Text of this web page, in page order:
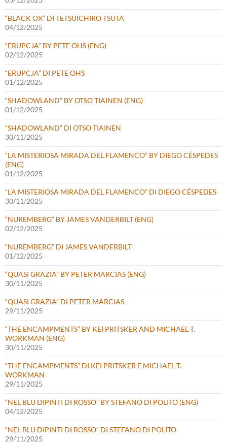
“BLACK OX” DI TETSUICHIRO TSUTA
04/12/2025
“ERUPCJA” BY PETE OHS (ENG)
02/12/2025
“ERUPCJA” DI PETE OHS
01/12/2025
“SHADOWLAND” BY OTSO TIAINEN (ENG)
01/12/2025
“SHADOWLAND” DI OTSO TIAINEN
30/11/2025
“LA MISTERIOSA MIRADA DEL FLAMENCO” BY DIEGO CÉSPEDES
(ENG)
01/12/2025
“LA MISTERIOSA MIRADA DEL FLAMENCO” DI DIEGO CÉSPEDES
30/11/2025
“NUREMBERG” BY JAMES VANDERBILT (ENG)
02/12/2025
“NUREMBERG” DI JAMES VANDERBILT
01/12/2025
“QUASI GRAZIA” BY PETER MARCIAS (ENG)
30/11/2025
“QUASI GRAZIA” DI PETER MARCIAS
29/11/2025
“THE ENCAMPMENTS” BY KEI PRITSKER AND MICHAEL T.
WORKMAN (ENG)
30/11/2025
“THE ENCAMPMENTS” DI KEI PRITSKER E MICHAEL T.
WORKMAN
29/11/2025
“NEL BLU DIPINTI DI ROSSO” BY STEFANO DI POLITO (ENG)
04/12/2025
“NEL BLU DIPINTI DI ROSSO” DI STEFANO DI POLITO
29/11/2025